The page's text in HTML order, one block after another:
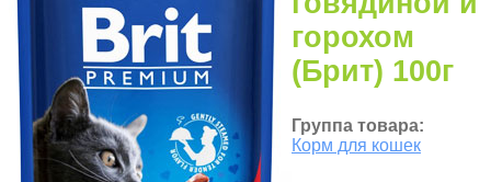
горохом
(Брит) 100г
Группа товара:
Корм для кошек